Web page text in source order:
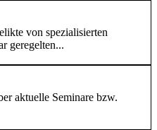
von spezialisierten
geregelten...
aktuelle Seminare bzw.